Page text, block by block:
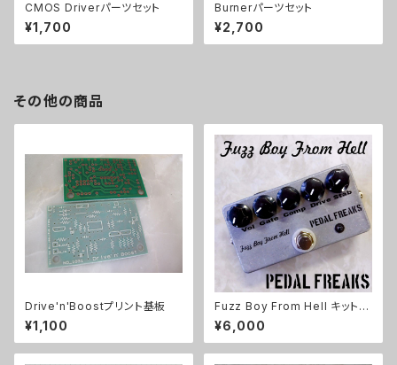
CMOS Driverパーツセット
¥1,700
Burnerパーツセット
¥2,700
その他の商品
Drive'n'Boostプリント基板
¥1,100
Fuzz Boy From Hell キット
【PEDAL FREAKS】
¥6,000